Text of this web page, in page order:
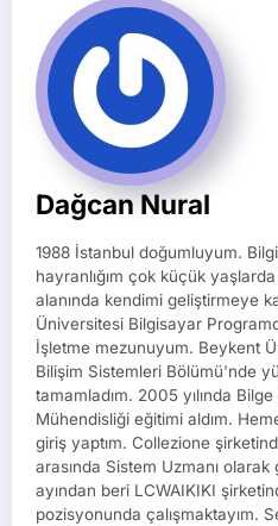
Dağcan Nural
1988 İstanbul doğumluyum.
hayranlığım çok küçük
alanında kendimi geliştirmeye
Üniversitesi Bilgisayar
İşletme mezunuyum. Beykent
Bilişim Sistemleri Bölümü'nde
tamamladım. 2005 yılında
Mühendisliği eğitimi aldım.
giriş yaptım. Collezione
arasında Sistem Uzmanı
ayından beri LCWAIKIKI
pozisyonunda çalışmaktayım.